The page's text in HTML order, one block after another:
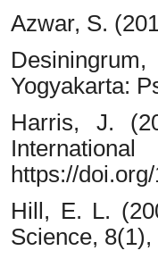
Azwar, S.
Yogyakarta:
Harris, J.
https://
Hill, E. L.
Science, 8(1),